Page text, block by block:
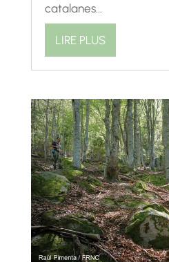
catalanes...
LIRE PLUS